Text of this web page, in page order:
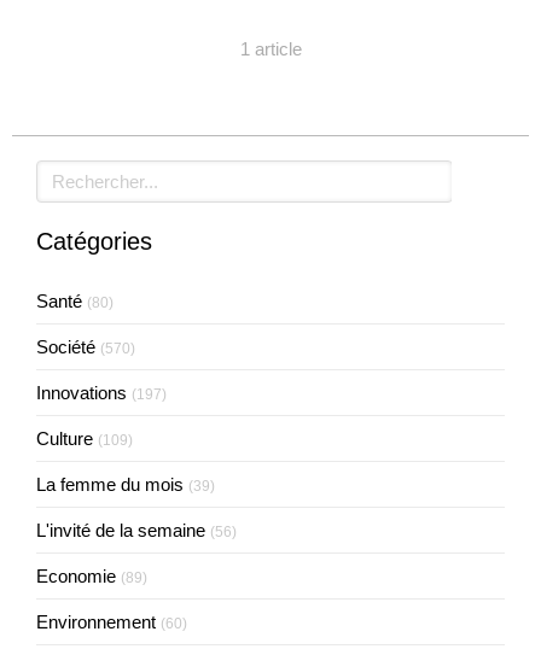
1 article
Rechercher
Catégories
Santé (80)
Société (570)
Innovations (197)
Culture (109)
La femme du mois (39)
L'invité de la semaine (56)
Economie (89)
Environnement (60)